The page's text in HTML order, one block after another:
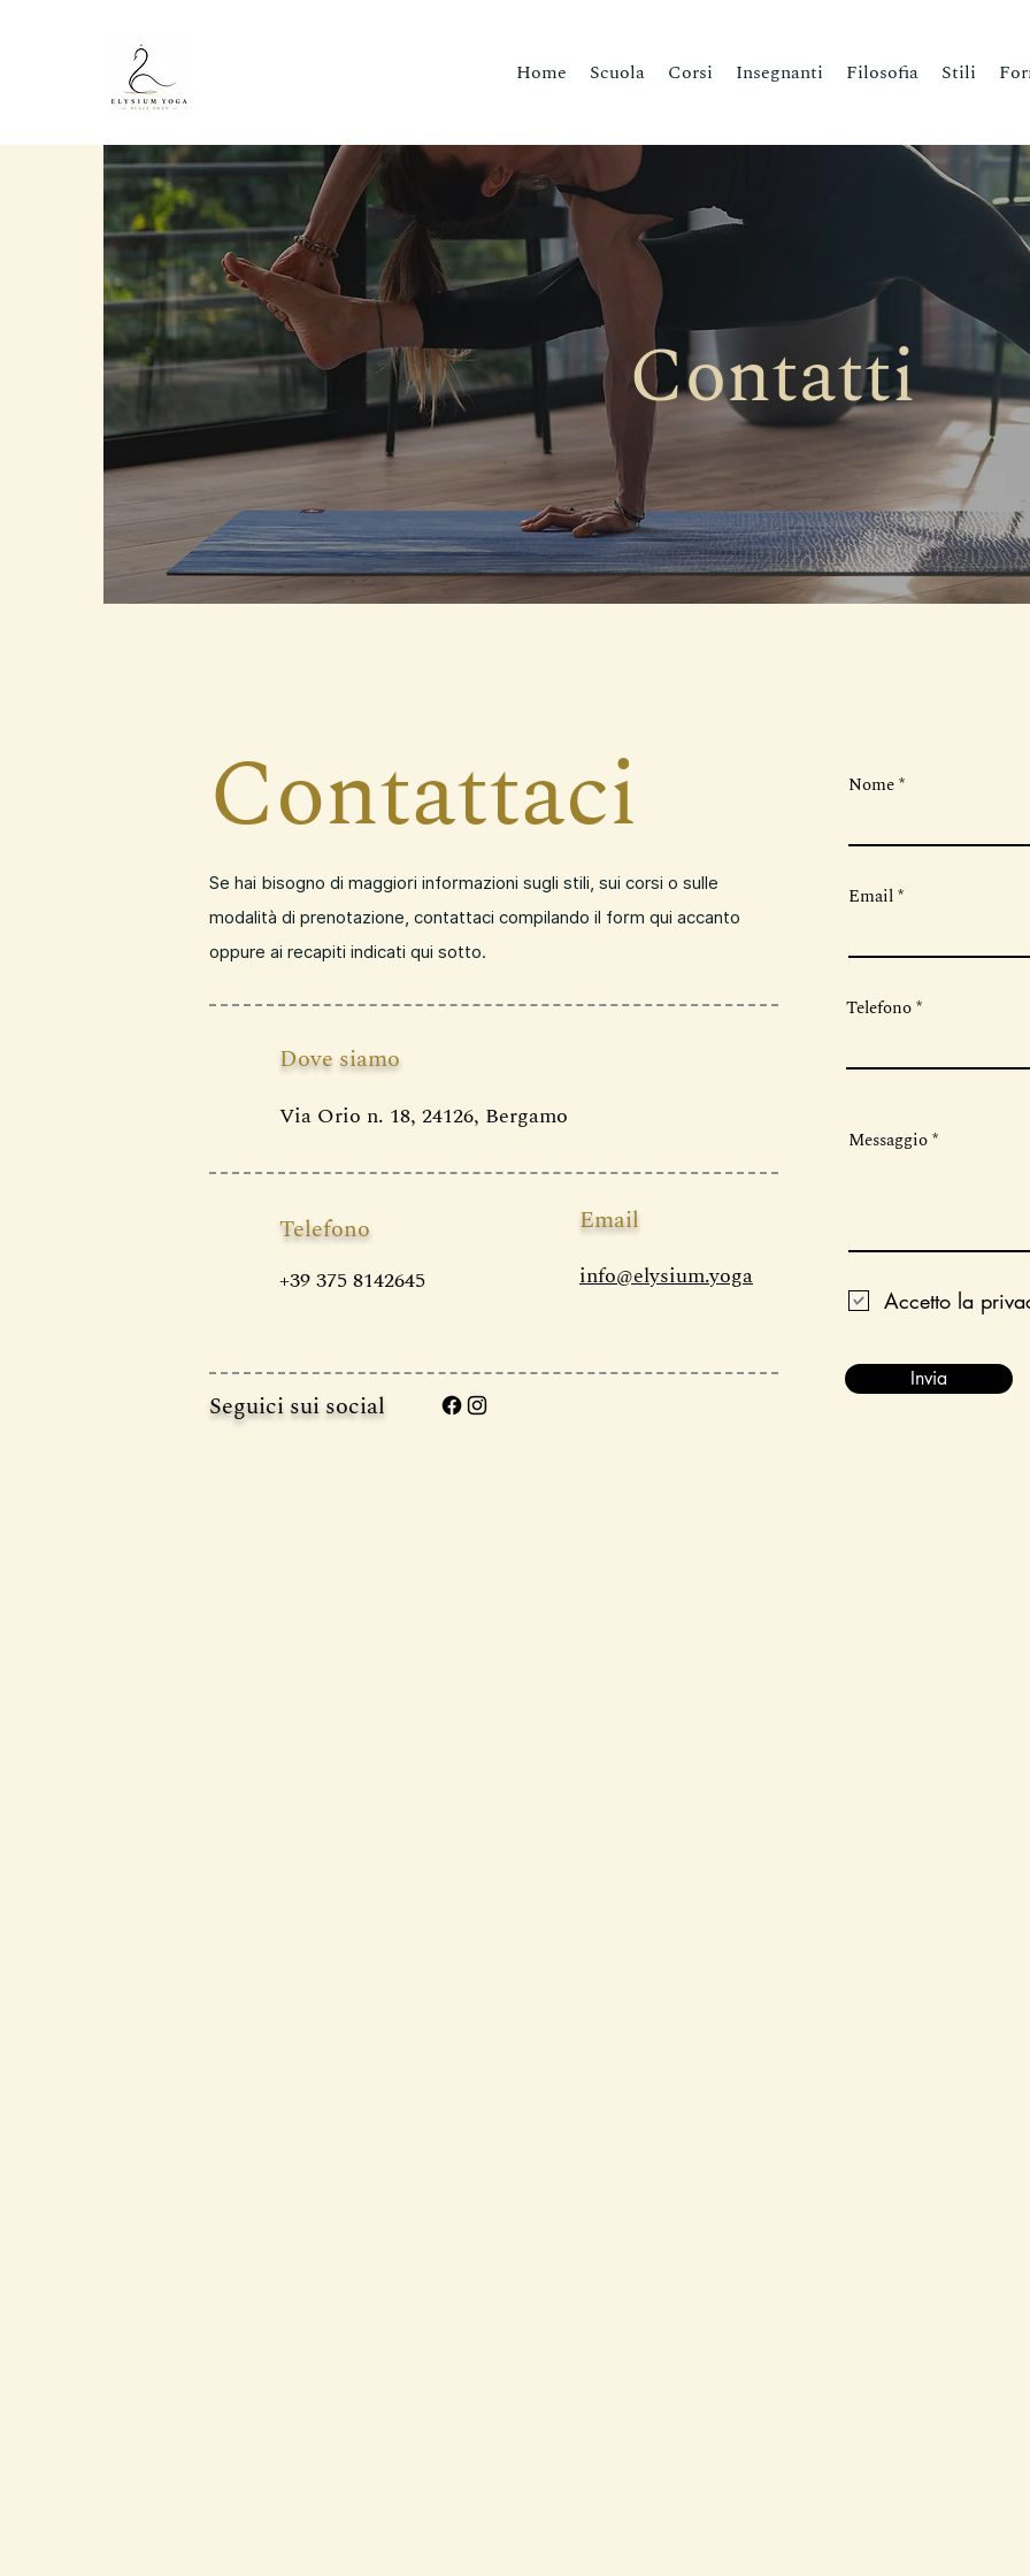
Home Scuola Corsi Insegnanti Filosofia Stili
Contatti
Contattaci
Se hai bisogno di maggiori informazioni sugli stili, sui corsi o sulle
modalità di prenotazione, contattaci compilando il form qui accanto
oppure ai recapiti indicati qui sotto.
Dove siamo
Via Orio n. 18, 24126, Bergamo
Telefono Email
+39 375 8142645 info@elysium.yoga
Seguici sui social
Nome
Email
Telefono
Messaggio
Accetto la
Invia